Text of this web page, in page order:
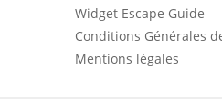
Widget Escape Guide
Conditions Générales
Mentions légales